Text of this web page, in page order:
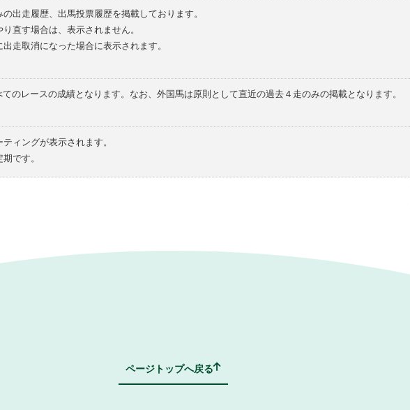
出走履歴、出馬投票履歴を掲載しております。
直す場合は、表示されません。
走取消になった場合に表示されます。
のレースの成績となります。なお、外国馬は原則として直近の過去４走のみの掲載となります。
ィングが表示されます。
です。
ページトップへ戻る